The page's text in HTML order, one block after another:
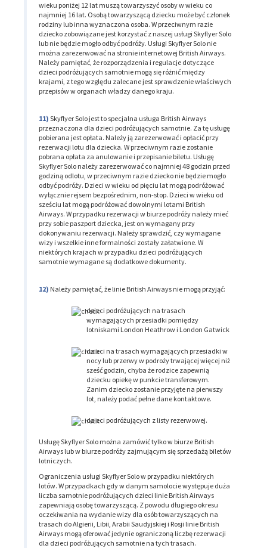
wieku poniżej 12 lat muszą towarzyszyć osoby w wieku co
najmniej 16 lat. Osobą towarzyszącą dziecku może być członek
rodziny lub inna wyznaczona osoba. W przeciwnym razie
dziecko zobowiązane jest korzystać z naszej usługi Skyflyer Solo
lub nie będzie mogło odbyć podróży. Usługi Skyflyer Solo nie
można zarezerwować na stronie internetowej British Airways.
Należy pamiętać, że rozporządzenia i regulacje dotyczące
dzieci podróżujących samotnie mogą się różnić między
krajami, z tego względu zalecane jest sprawdzenie właściwych
przepisów w organach władzy danego kraju.
Skyflyer Solo jest to specjalna usługa British Airways
przeznaczona dla dzieci podróżujących samotnie. Za tę usługę
pobierana jest opłata. Należy ją zarezerwować i opłacić przy
rezerwacji lotu dla dziecka. W przeciwnym razie zostanie
pobrana opłata za anulowanie i przepisanie biletu. Usługę
Skyflyer Solo należy zarezerwować co najmniej 48 godzin przed
godziną odlotu, w przeciwnym razie dziecko nie będzie mogło
odbyć podróży. Dzieci w wieku od pięciu lat mogą podróżować
wyłącznie rejsem bezpośrednim, non-stop. Dzieci w wieku od
sześciu lat mogą podróżować dowolnymi lotami British
Airways. W przypadku rezerwacji w biurze podróży należy mieć
przy sobie paszport dziecka, jest on wymagany przy
dokonywaniu rezerwacji. Należy sprawdzić, czy wymagane
wizy i wszelkie inne formalności zostały załatwione. W
niektórych krajach w przypadku dzieci podróżujących
samotnie wymagane są dodatkowe dokumenty.
Należy pamiętać, że linie British Airways nie mogą przyjąć:
dzieci podróżujących na trasach
wymagających przesiadki pomiędzy
lotniskami London Heathrow i London Gatwick
dzieci na trasach wymagających przesiadki w
nocy lub przerwy w podroży trwającej więcej niż
sześć godzin, chyba że rodzice zapewnią
dziecku opiekę w punkcie transferowym.
Zanim dziecko zostanie przyjęte na pierwszy
lot, należy podać pełne dane kontaktowe.
dzieci podróżujących z listy rezerwowej.
Usługę Skyflyer Solo można zamówić tylko w biurze British
Airways lub w biurze podróży zajmującym się sprzedażą biletów
lotniczych.
Ograniczenia usługi Skyflyer Solo w przypadku niektórych
lotów. W przypadkach gdy w danym samolocie występuje duża
liczba samotnie podróżujących dzieci linie British Airways
zapewniają osobę towarzyszącą. Z powodu długiego okresu
oczekiwania na wydanie wizy dla osób towarzyszących na
trasach do Algierii, Libii, Arabii Saudyjskiej i Rosji linie British
Airways mogą oferować jedynie ograniczoną liczbę rezerwacji
dla dzieci podróżujących samotnie na tych trasach.